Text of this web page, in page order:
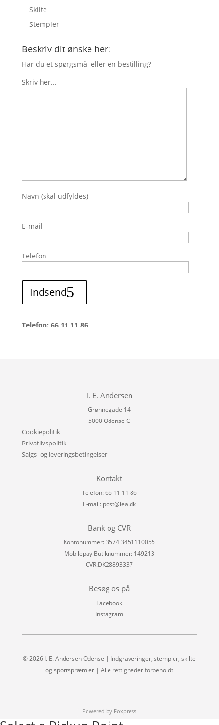
Skilte
Stempler
Beskriv dit ønske her:
Har du et spørgsmål eller en bestilling?
Skriv her...
Navn (skal udfyldes)
E-mail
Telefon
Indsend
Telefon: 66 11 11 86
I. E. Andersen
Grønnegade 14
5000 Odense C
Cookiepolitik
Privatlivspolitik
Salgs- og leveringsbetingelser
Kontakt
Telefon: 66 11 11 86
E-mail: post@iea.dk
Bank og CVR
Kontonummer: 3574 3451110055
Mobilepay Butiknummer: 149213
CVR:DK28893337
Besøg os på
Facebook
Instagram
© 2026 I. E. Andersen Odense | Indgraveringer, stempler, skilte
og sportspræmier | Alle rettigheder forbeholdt
Powered by Foxpress